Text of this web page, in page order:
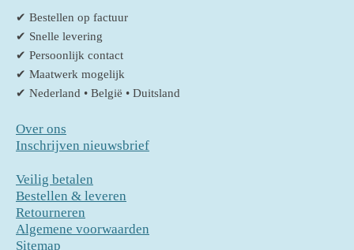
✔ Bestellen op factuur
✔ Snelle levering
✔ Persoonlijk contact
✔ Maatwerk mogelijk
✔ Nederland • België • Duitsland
Over ons
Inschrijven nieuwsbrief
Veilig betalen
Bestellen & leveren
Retourneren
Algemene voorwaarden
Sitemap